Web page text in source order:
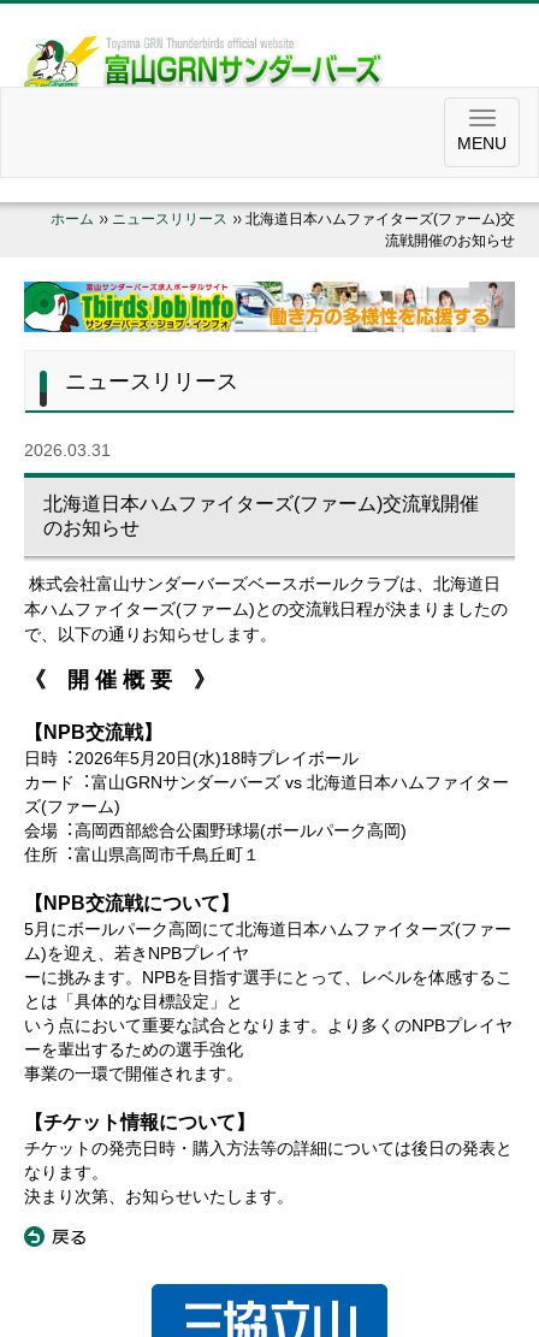
MENU
ホーム ニュースリリース
北海道日本ハムファイターズ(ファーム)交
流戦開催のお知らせ
ニュースリリース
2026.03.31
北海道日本ハムファイターズ(ファーム)交流戦開催
のお知らせ
株式会社富⼭サンダーバーズベースボールクラブは、北海道⽇
本ハムファイターズ(ファーム)との交流戦⽇程が決まりましたの
で、以下の通りお知らせします。
《 開 催 概 要 》
【NPB交流戦】
⽇時︓2026年5⽉20⽇(⽔)18時プレイボール
カード︓富⼭GRNサンダーバーズ vs 北海道⽇本ハムファイター
ズ(ファーム)
会場︓⾼岡⻄部総合公園野球場(ボールパーク⾼岡)
住所︓富⼭県⾼岡市千⿃丘町１
【NPB交流戦について】
5⽉にボールパーク⾼岡にて北海道⽇本ハムファイターズ(ファー
ム)を迎え、若きNPBプレイヤ
ーに挑みます。NPBを⽬指す選⼿にとって、レベルを体感するこ
とは「具体的な⽬標設定」と
いう点において重要な試合となります。より多くのNPBプレイヤ
ーを輩出するための選⼿強化
事業の⼀環で開催されます。
【チケット情報について】
チケットの発売⽇時・購⼊⽅法等の詳細については後⽇の発表と
なります。
決まり次第、お知らせいたします。